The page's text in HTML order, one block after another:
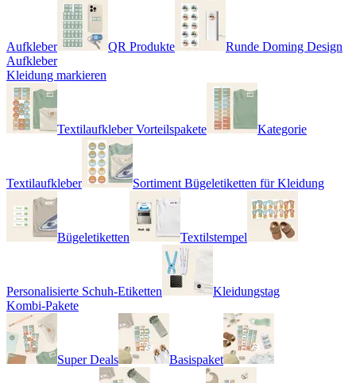
Aufkleber QR Produkte
Runde Doming Design
Aufkleber
Kleidung markieren
Textilaufkleber Vorteilspakete Kategorie
Textilaufkleber Sortiment Bügeletiketten für Kleidung
Bügeletiketten Textilstempel
Personalisierte Schuh-Etiketten
Kleidungstag
Kombi-Pakete
Super Deals Basispaket